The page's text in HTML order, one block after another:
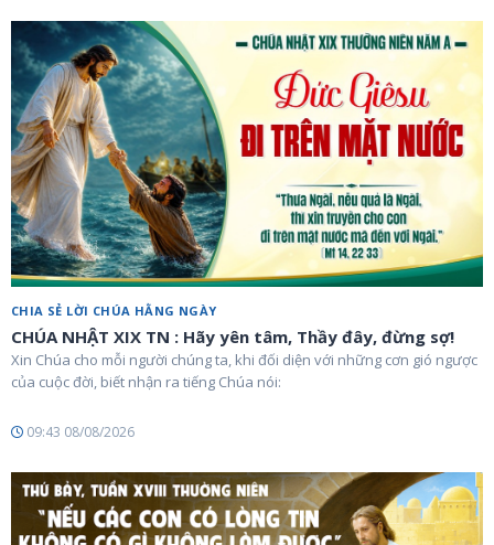
CHIA SẺ LỜI CHÚA HẰNG NGÀY
CHÚA NHẬT XIX TN : Hãy yên tâm, Thầy đây, đừng sợ!
Xin Chúa cho mỗi người chúng ta, khi đối diện với những cơn gió ngược
của cuộc đời, biết nhận ra tiếng Chúa nói:
09:43 08/08/2026